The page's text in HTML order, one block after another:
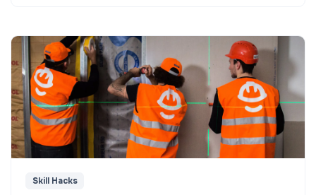
Skill Hacks